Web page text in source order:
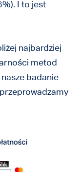
I to jest
najbardziej
metod
badanie